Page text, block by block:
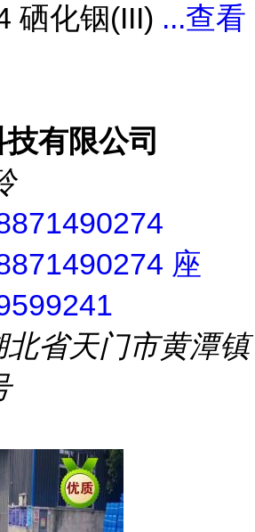
硒化铟(III) ...查看
有限公司
座
北省天门市黄潭镇